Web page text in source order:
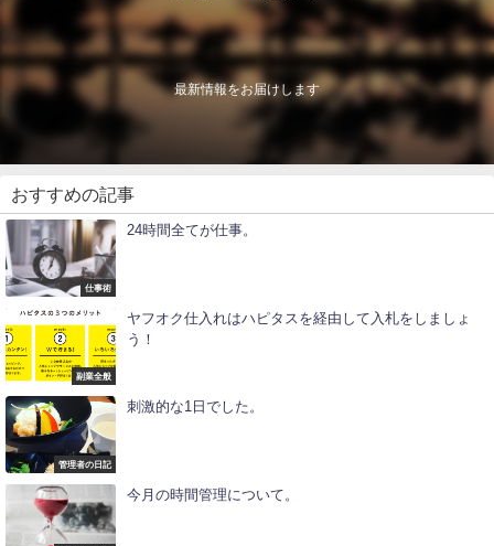
最新情報をお届けします
おすすめの記事
仕事術
24時間全てが仕事。
副業全般
ヤフオク仕入れはハピタスを経由して入札をしましょ
う！
管理者の日記
刺激的な1日でした。
今月の時間管理について。